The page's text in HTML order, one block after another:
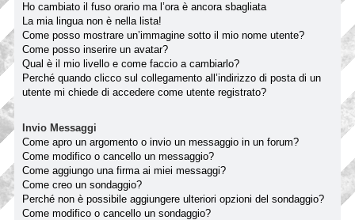
Ho cambiato il fuso orario ma l’ora è ancora sbagliata
La mia lingua non è nella lista!
Come posso mostrare un’immagine sotto il mio nome utente?
Come posso inserire un avatar?
Qual è il mio livello e come faccio a cambiarlo?
Perché quando clicco sul collegamento all’indirizzo di posta di un
utente mi chiede di accedere come utente registrato?
Invio Messaggi
Come apro un argomento o invio un messaggio in un forum?
Come modifico o cancello un messaggio?
Come aggiungo una firma ai miei messaggi?
Come creo un sondaggio?
Perché non è possibile aggiungere ulteriori opzioni del sondaggio?
Come modifico o cancello un sondaggio?